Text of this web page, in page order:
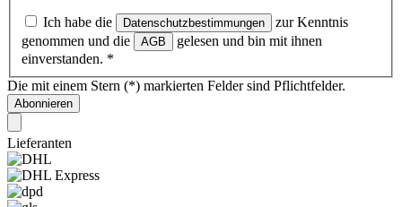
Ich habe die Datenschutzbestimmungen
zur Kenntnis
genommen und die
AGB
gelesen und bin mit ihnen
einverstanden. *
Die mit einem Stern (*) markierten Felder sind Pflichtfelder.
Abonnieren
Lieferanten